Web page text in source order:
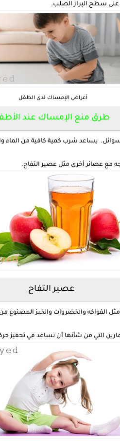
على سطح البراز الصلب.
أعراض الإمساك لدى الطفل
طرق منع الإمساك عند
يساعد شرب كمية كافية من الماء
مع عصائر أخرى مثل عصير التفاح.
عصير التفاح
الفواكه والخضروات والخبز المصنوع
التي من شأنها أن تساعد في تحفيز